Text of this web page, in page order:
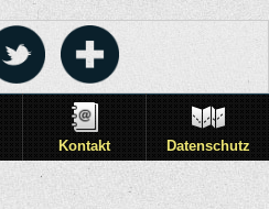
Kontakt Datenschutz